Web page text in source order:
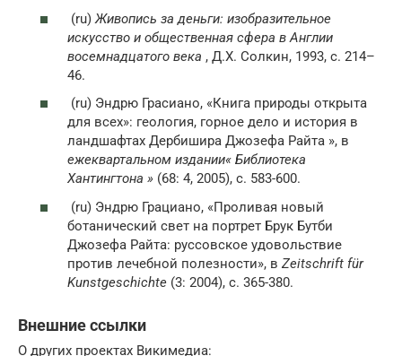
(ru)Живопись за деньги: изобразительное
искусство и общественная сфера в Англии
восемнадцатого века , Д.Х. Солкин, 1993, с. 214–
46.
(ru) Эндрю Грасиано, «Книга природы открыта
для всех»: геология, горное дело и история в
ландшафтах Дербишира Джозефа Райта », в
ежеквартальном издании« Библиотека
Хантингтона » (68: 4, 2005), с. 583-600.
(ru) Эндрю Грациано, «Проливая новый
ботанический свет на портрет Брук Бутби
Джозефа Райта: руссовское удовольствие
против лечебной полезности», в Zeitschrift für
Kunstgeschichte (3: 2004), с. 365-380.
Внешние ссылки
О других проектах Викимедиа: